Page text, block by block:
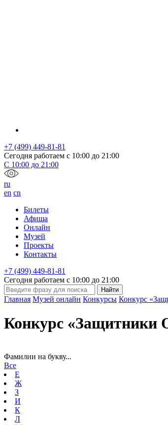
+7 (499) 449-81-81
Сегодня работаем с 10:00 до 21:00
С 10:00 до 21:00
ru
en cn
Билеты
Афиша
Онлайн
Музей
Проекты
Контакты
+7 (499) 449-81-81
Сегодня работаем с 10:00 до 21:00
Главная Музей онлайн Конкурсы Конкурс
Конкурс «Защитники
Фамилии на букву...
Все
Е
Ж
З
И
К
Л